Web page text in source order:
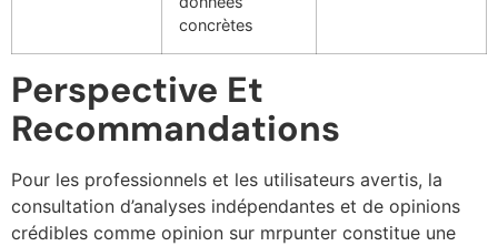
concrètes
Perspective Et
Recommandations
Pour les professionnels et les utilisateurs avertis, la
consultation d’analyses indépendantes et de opinions
crédibles comme opinion sur mrpunter constitue une